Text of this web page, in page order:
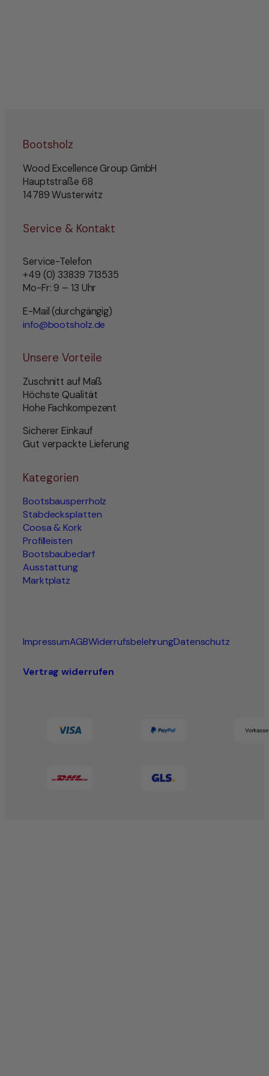
Bootsholz
Wood Excellence Group GmbH
Hauptstraße 68
14789 Wusterwitz
Service & Kontakt
Service-Telefon
+49 (0) 33839 713535
Mo-Fr: 9 – 13 Uhr
E-Mail (durchgängig)
info@bootsholz.de
Unsere Vorteile
Zuschnitt auf Maß
Höchste Qualität
Hohe Fachkompezent
Sicherer Einkauf
Gut verpackte Lieferung
Kategorien
Bootsbausperrholz
Stabdecksplatten
Coosa & Kork
Profilleisten
Bootsbaubedarf
Ausstattung
Marktplatz
ImpressumAGBWiderrufsbelehrungDatenschutz
Vertrag widerrufen